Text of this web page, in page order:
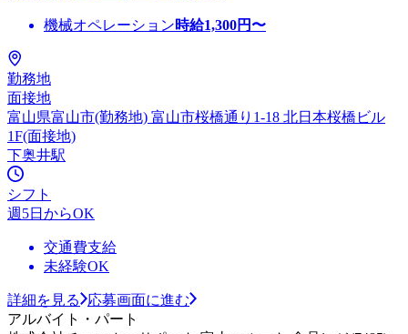
機械オペレーション時給1,300円〜
勤務地
面接地
富山県富山市(勤務地) 富山市桜橋通り1-18 北日本桜橋ビル
1F(面接地)
下奥井駅
シフト
週5日からOK
交通費支給
未経験OK
詳細を見る
応募画面に進む
アルバイト・パート